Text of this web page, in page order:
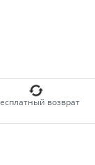
возврат